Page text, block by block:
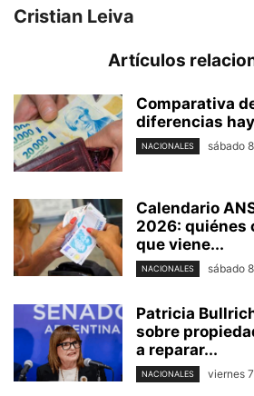
Cristian Leiva
Artículos
Comparativa
diferencias
NACIONALES sábado
Calendario
2026: quiénes
que viene...
NACIONALES sábado
Patricia
sobre
a reparar...
NACIONALES viernes